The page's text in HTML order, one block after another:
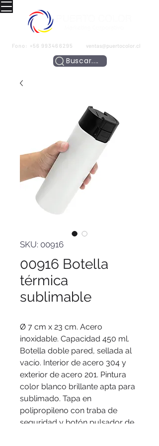
Fono: +56 993466295 ventas@puertocolor.cl
Buscar....
SKU: 00916
00916 Botella
térmica
sublimable
Ø 7 cm x 23 cm. Acero
inoxidable. Capacidad 450 ml.
Botella doble pared, sellada al
vacío. Interior de acero 304 y
exterior de acero 201. Pintura
color blanco brillante apta para
sublimado. Tapa en
polipropileno con traba de
seguridad y botón pulsador de